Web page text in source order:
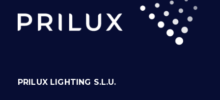
PRILUX LIGHTING S.L.U.